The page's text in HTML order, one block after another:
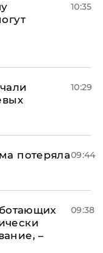
10:35
10:29
потеряла09:44
–
09:38